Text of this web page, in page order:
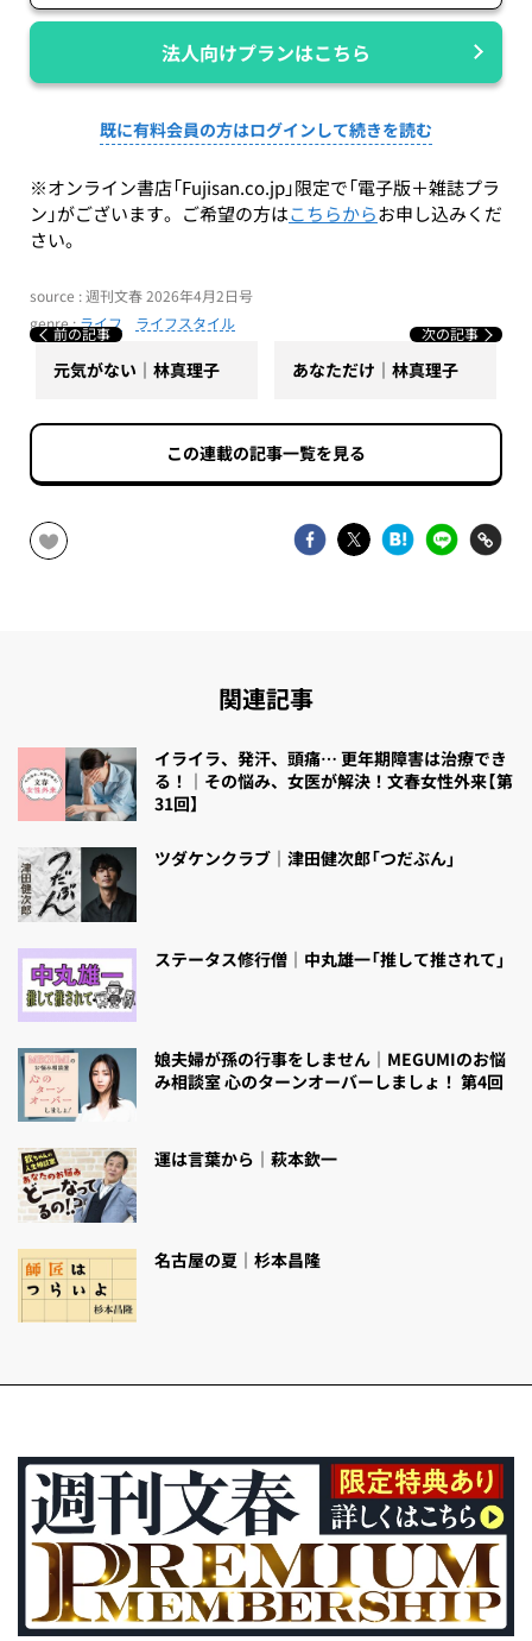
法人向けプランはこちら
既に有料会員の方はログインして続きを読む
※オンライン書店「Fujisan.co.jp」限定で「電子版＋雑誌プラ
ン」がございます。ご希望の方はこちらからお申し込みくだ
さい。
source : 週刊文春 2026年4月2日号
genre :ライフ ライフスタイル
前の記事
元気がない｜林真理子
次の記事
あなただけ｜林真理子
この連載の記事一覧を見る
関連記事
イライラ、発汗、頭痛… 更年期障害は治療でき
る！｜その悩み、女医が解決！文春女性外来【第
31回】
ツダケンクラブ｜津田健次郎「つだぶん」
ステータス修行僧｜中丸雄一「推して推されて」
娘夫婦が孫の行事をしません｜MEGUMIのお悩
み相談室 心のターンオーバーしましょ！ 第4回
運は言葉から｜萩本欽一
名古屋の夏｜杉本昌隆